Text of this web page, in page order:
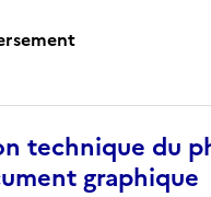
technique du
graphique